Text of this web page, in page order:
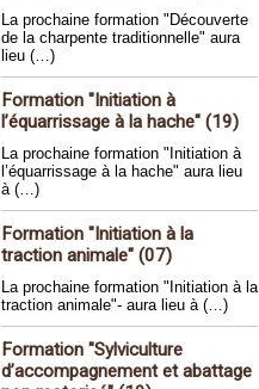
La prochaine formation "Découverte
de la charpente traditionnelle" aura
lieu (…)
Formation "Initiation à
l’équarrissage à la hache" (19)
La prochaine formation "Initiation à
l’équarrissage à la hache" aura lieu
à (…)
Formation "Initiation à la
traction animale" (07)
La prochaine formation "Initiation à la
traction animale"- aura lieu à (…)
Formation "Sylviculture
d’accompagnement et abattage